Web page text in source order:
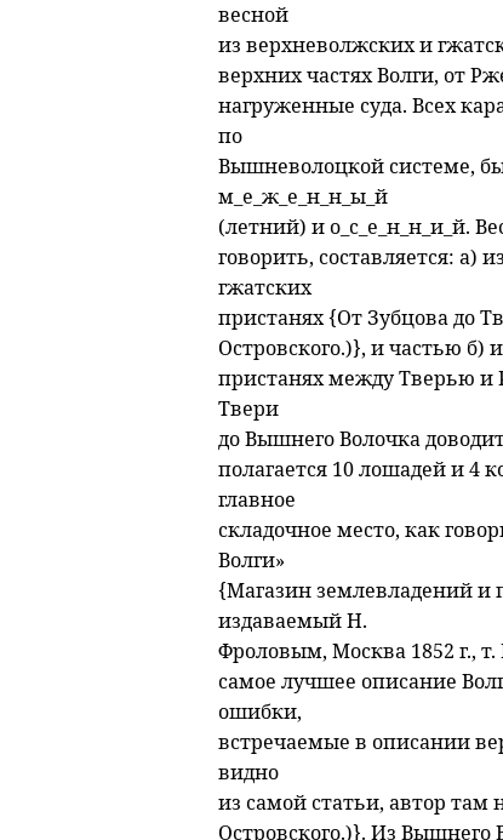
весной
из верхневолжских и
верхних частях Волги, от
нагруженные суда. Всех
по
Вышневолоцкой системе,
м_е_ж_е_н_н_ы_й
(летний) и о_с_е_н_н_и_й.
говорить, составляется: а)
гжатских
пристанях {От Зубцова до
Островского.)}, и частью б)
пристанях между Тверью и
Твери
до Вышнего Волочка
полагается 10 лошадей и 4
главное
складочное место, как
Волги»
{Магазин землевладений и
издаваемый Н.
Фроловым, Москва 1852 г., т.
самое лучшее описание
ошибки,
встречаемые в описании
видно
из самой статьи, автор
Островского.)}. Из Вышнего